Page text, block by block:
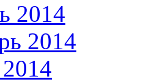
2014
2014